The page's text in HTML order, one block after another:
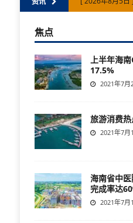
[ 2026年8月6
焦点
上半年海
17.5%
2021年7月
旅游消费热
2021年7月
海南省中
完成率达
2021年7月